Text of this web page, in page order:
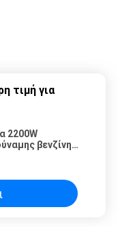
τιμή για
2200W
βενζίνης